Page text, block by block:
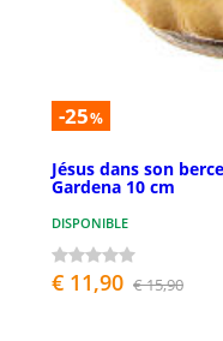
-25%
Jésus dans son
Gardena 10 cm
DISPONIBLE
€ 11,90 € 15,90